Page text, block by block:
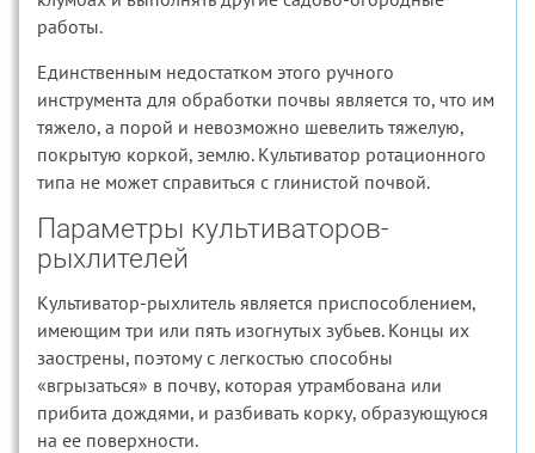
работы.
Единственным недостатком этого ручного
инструмента для обработки почвы является то, что им
тяжело, а порой и невозможно шевелить тяжелую,
покрытую коркой, землю. Культиватор ротационного
типа не может справиться с глинистой почвой.
Параметры культиваторов-
рыхлителей
Культиватор-рыхлитель является приспособлением,
имеющим три или пять изогнутых зубьев. Концы их
заострены, поэтому с легкостью способны
«вгрызаться» в почву, которая утрамбована или
прибита дождями, и разбивать корку, образующуюся
на ее поверхности.